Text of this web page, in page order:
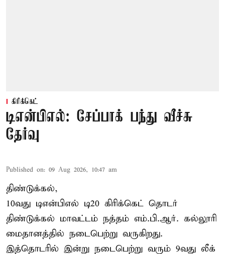
கிரிக்கெட்
டிஎன்பிஎல்: சேப்பாக் பந்து வீச்சு
தேர்வு
Published on: 09 Aug 2026, 10:47 am
திண்டுக்கல்,
10வது டிஎன்பிஎல் டி20 கிரிக்கெட் தொடர்
திண்டுக்கல் மாவட்டம் நத்தம் எம்.பி.ஆர். கல்லூரி
மைதானத்தில் நடைபெற்று வருகிறது.
இத்தொடரில் இன்று நடைபெற்று வரும் 9வது லீக்